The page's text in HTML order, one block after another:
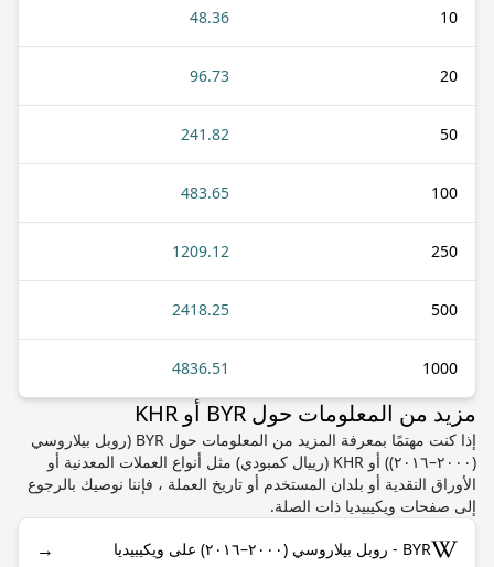
10
48.36
20
96.73
50
241.82
100
483.65
250
1209.12
500
2418.25
1000
4836.51
مزيد من المعلومات حول BYR أو KHR
إذا كنت مهتمًا بمعرفة المزيد من المعلومات حول BYR (روبل بيلاروسي
(٢٠٠٠–٢٠١٦)) أو KHR (رييال كمبودي) مثل أنواع العملات المعدنية أو
الأوراق النقدية أو بلدان المستخدم أو تاريخ العملة ، فإننا نوصيك بالرجوع
إلى صفحات ويكيبيديا ذات الصلة.
BYR - روبل بيلاروسي (٢٠٠٠–٢٠١٦) على ويكيبيديا →